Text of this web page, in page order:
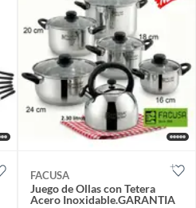
FACUSA
Juego de Ollas con Tetera
Acero Inoxidable.GARANTIA